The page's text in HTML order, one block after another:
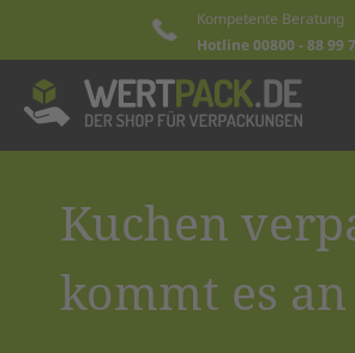
Kompetente Beratung
Hotline 00800 - 88 99
Kuchen
kommt es an